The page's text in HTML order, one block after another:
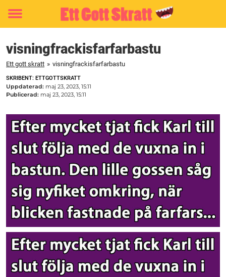
Toggle
visningfrackisfarfarbastu
Ett gott skratt » visningfrackisfarfarbastu
SKRIBENT: ETTGOTTSKRATT
Uppdaterad: maj 23, 2023, 15:11
Publicerad: maj 23, 2023, 15:11